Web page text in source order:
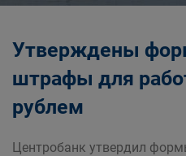
Утверждены
штрафы для
рублем
Центробанк утвердил